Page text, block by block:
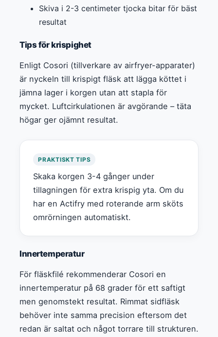
Skiva i 2-3 centimeter tjocka bitar för bäst
resultat
Tips för krispighet
Enligt Cosori (tillverkare av airfryer-apparater)
är nyckeln till krispigt fläsk att lägga köttet i
jämna lager i korgen utan att stapla för
mycket. Luftcirkulationen är avgörande – täta
högar ger ojämnt resultat.
PRAKTISKT TIPS
Skaka korgen 3-4 gånger under
tillagningen för extra krispig yta. Om du
har en Actifry med roterande arm sköts
omrörningen automatiskt.
Innertemperatur
För fläskfilé rekommenderar Cosori en
innertemperatur på 68 grader för ett saftigt
men genomstekt resultat. Rimmat sidfläsk
behöver inte samma precision eftersom det
redan är saltat och något torrare till strukturen.